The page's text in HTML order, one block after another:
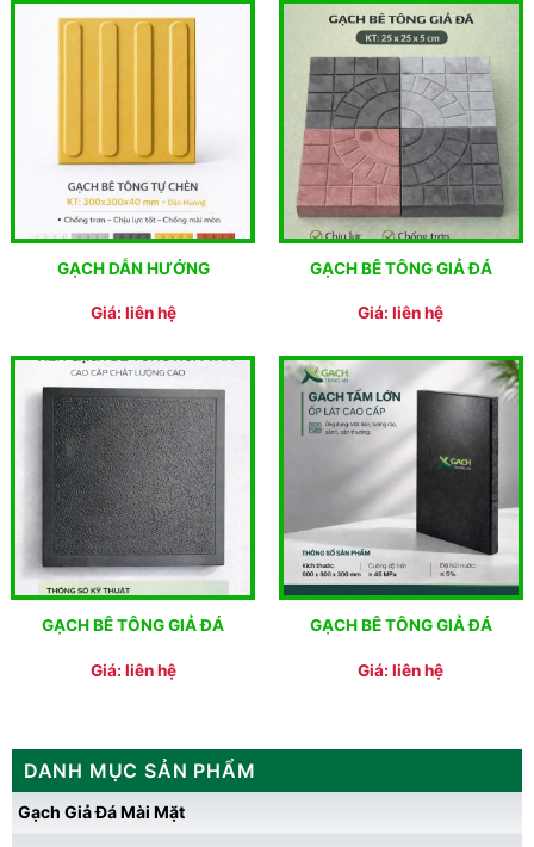
DANH MỤC SẢN PHẨM
Gạch Giả Đá Mài Mặt
GẠCH DẪN HƯỚNG
Giá: liên hệ
GẠCH BÊ TÔNG GIẢ ĐÁ
Giá: liên hệ
GẠCH BÊ TÔNG GIẢ ĐÁ
Giá: liên hệ
GẠCH BÊ TÔNG GIẢ ĐÁ
Giá: liên hệ